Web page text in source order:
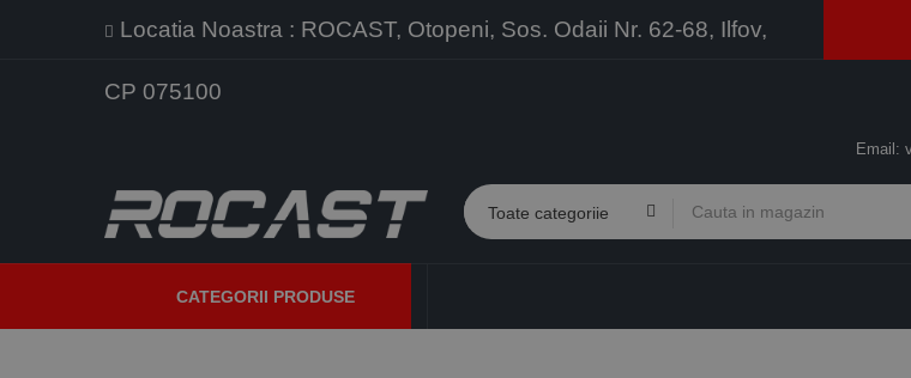
Locatia Noastra : ROCAST, Otopeni, Sos. Odaii Nr. 62-68, Ilfov,
CP 075100
Email:
CATEGORII PRODUSE